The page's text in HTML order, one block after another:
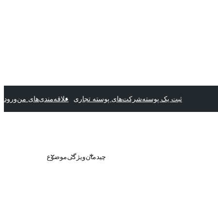
ثبت یک پوستهشرکت‌های پوسته تجاری علاقه‌مندی‌های منورود
چیدمانویژگیموضوع